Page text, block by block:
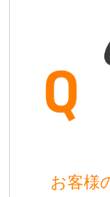
お客様